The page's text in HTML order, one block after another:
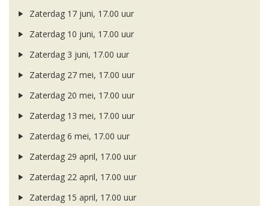
Zaterdag 17 juni, 17.00 uur
Zaterdag 10 juni, 17.00 uur
Zaterdag 3 juni, 17.00 uur
Zaterdag 27 mei, 17.00 uur
Zaterdag 20 mei, 17.00 uur
Zaterdag 13 mei, 17.00 uur
Zaterdag 6 mei, 17.00 uur
Zaterdag 29 april, 17.00 uur
Zaterdag 22 april, 17.00 uur
Zaterdag 15 april, 17.00 uur